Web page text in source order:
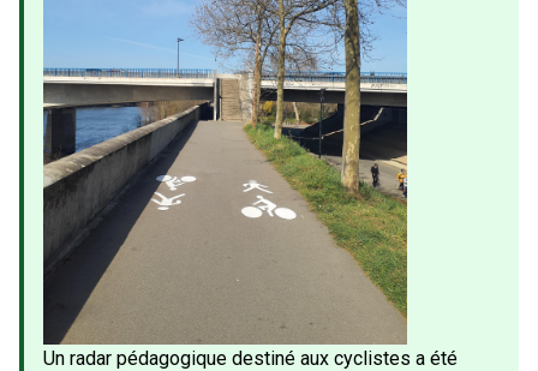
Un radar pédagogique destiné aux cyclistes a été